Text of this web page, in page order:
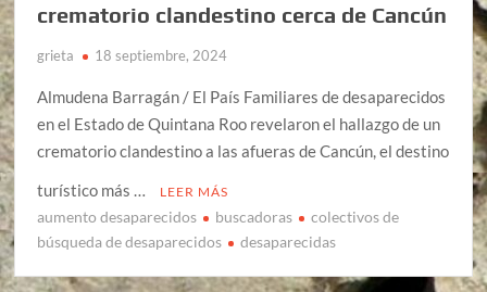
crematorio clandestino cerca de Cancún
grieta 18 septiembre, 2024
Almudena Barragán / El País Familiares de desaparecidos
en el Estado de Quintana Roo revelaron el hallazgo de un
crematorio clandestino a las afueras de Cancún, el destino
turístico más …
LEER MÁS
aumento desaparecidos buscadoras
colectivos de
búsqueda de desaparecidos
desaparecidas